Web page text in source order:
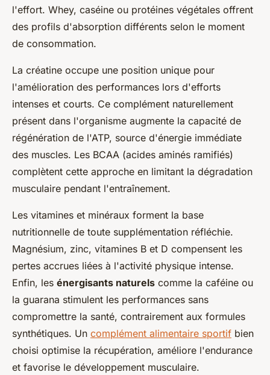
l'effort. Whey, caséine ou protéines végétales offrent
des profils d'absorption différents selon le moment
de consommation.
La créatine occupe une position unique pour
l'amélioration des performances lors d'efforts
intenses et courts. Ce complément naturellement
présent dans l'organisme augmente la capacité de
régénération de l'ATP, source d'énergie immédiate
des muscles. Les BCAA (acides aminés ramifiés)
complètent cette approche en limitant la dégradation
musculaire pendant l'entraînement.
Les vitamines et minéraux forment la base
nutritionnelle de toute supplémentation réfléchie.
Magnésium, zinc, vitamines B et D compensent les
pertes accrues liées à l'activité physique intense.
Enfin, les énergisants naturels comme la caféine ou
la guarana stimulent les performances sans
compromettre la santé, contrairement aux formules
synthétiques. Un complément alimentaire sportif bien
choisi optimise la récupération, améliore l'endurance
et favorise le développement musculaire.